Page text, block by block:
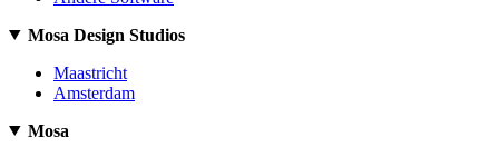
Mosa Design Studios
Maastricht
Amsterdam
Mosa